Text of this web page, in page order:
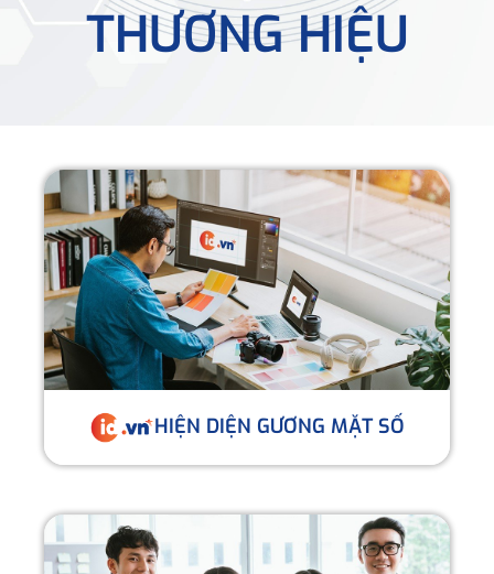
THƯƠNG HIỆU
HIỆN DIỆN GƯƠNG MẶT SỐ